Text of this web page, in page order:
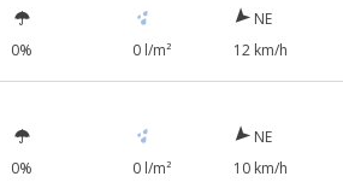
0% 0 l/m²
NE
12 km/h
0% 0 l/m²
NE
10 km/h